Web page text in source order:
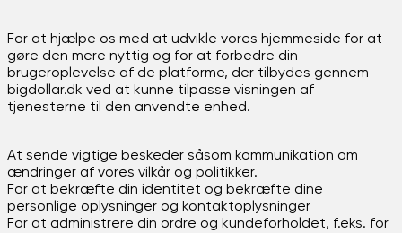
For at hjælpe os med at udvikle vores hjemmeside for at
gøre den mere nyttig og for at forbedre din
brugeroplevelse af de platforme, der tilbydes gennem
bigdollar.dk ved at kunne tilpasse visningen af ​​
tjenesterne til den anvendte enhed.
At sende vigtige beskeder såsom kommunikation om
ændringer af vores vilkår og politikker.
For at bekræfte din identitet og bekræfte dine
personlige oplysninger og kontaktoplysninger
For at administrere din ordre og kundeforholdet, f.eks. for